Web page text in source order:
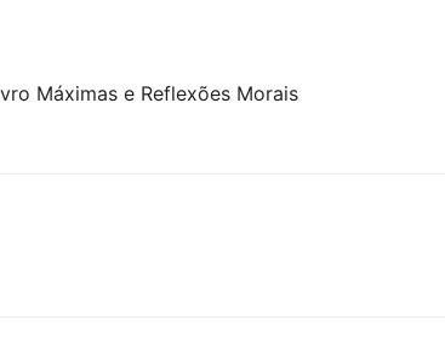
Máximas e Reflexões Morais